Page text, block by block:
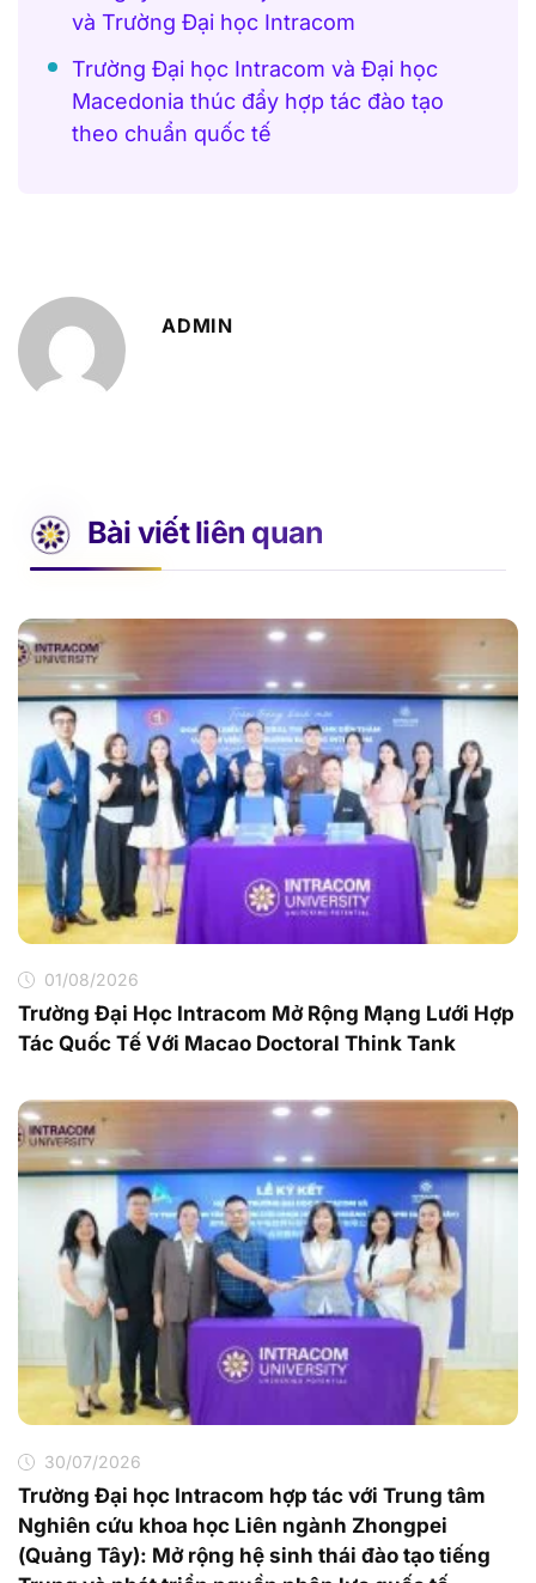
và Trường Đại học Intracom
Trường Đại học Intracom và Đại học
Macedonia thúc đẩy hợp tác đào tạo
theo chuẩn quốc tế
ADMIN
Bài viết liên quan
01/08/2026
Trường Đại Học Intracom Mở Rộng Mạng Lưới Hợp
Tác Quốc Tế Với Macao Doctoral Think Tank
30/07/2026
Trường Đại học Intracom hợp tác với Trung tâm
Nghiên cứu khoa học Liên ngành Zhongpei
(Quảng Tây): Mở rộng hệ sinh thái đào tạo tiếng